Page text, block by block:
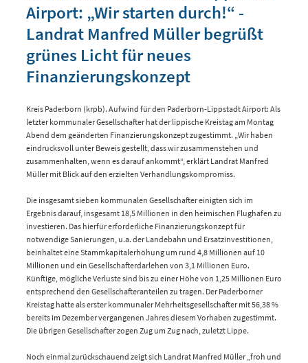
Airport: „Wir starten durch!“ -
Landrat Manfred Müller begrüßt
grünes Licht für neues
Finanzierungskonzept
Kreis Paderborn (krpb). Aufwind für den Paderborn-Lippstadt Airport: Als
letzter kommunaler Gesellschafter hat der lippische Kreistag am Montag
Abend dem geänderten Finanzierungskonzept zugestimmt. „Wir haben
eindrucksvoll unter Beweis gestellt, dass wir zusammenstehen und
zusammenhalten, wenn es darauf ankommt“, erklärt Landrat Manfred
Müller mit Blick auf den erzielten Verhandlungskompromiss.
Die insgesamt sieben kommunalen Gesellschafter einigten sich im
Ergebnis darauf, insgesamt 18,5 Millionen in den heimischen Flughafen zu
investieren. Das hierfür erforderliche Finanzierungskonzept für
notwendige Sanierungen, u.a. der Landebahn und Ersatzinvestitionen,
beinhaltet eine Stammkapitalerhöhung um rund 4,8 Millionen auf 10
Millionen und ein Gesellschafterdarlehen von 3,1 Millionen Euro.
Künftige, mögliche Verluste sind bis zu einer Höhe von 1,25 Millionen Euro
entsprechend den Gesellschafteranteilen zu tragen. Der Paderborner
Kreistag hatte als erster kommunaler Mehrheitsgesellschafter mit 56,38 %
bereits im Dezember vergangenen Jahres diesem Vorhaben zugestimmt.
Die übrigen Gesellschafter zogen Zug um Zug nach, zuletzt Lippe.
Noch einmal zurückschauend zeigt sich Landrat Manfred Müller „froh und